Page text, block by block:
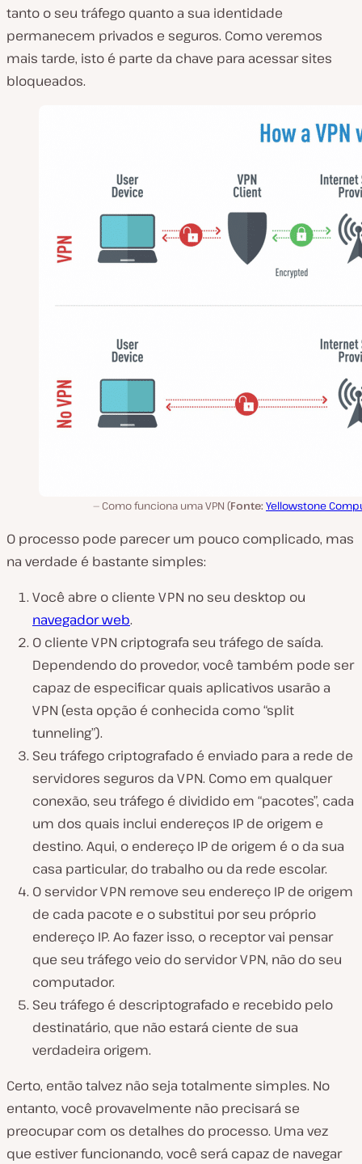
tanto o seu tráfego quanto a sua identidade
permanecem privados e seguros. Como veremos
mais tarde, isto é parte da chave para acessar sites
bloqueados.
Como funciona uma VPN (Fonte: Yellowstone
O processo pode parecer um pouco complicado, mas
na verdade é bastante simples:
Você abre o cliente VPN no seu desktop ou
navegador web.
O cliente VPN criptografa seu tráfego de saída.
Dependendo do provedor, você também pode ser
capaz de especificar quais aplicativos usarão a
VPN (esta opção é conhecida como “split
tunneling”).
Seu tráfego criptografado é enviado para a rede de
servidores seguros da VPN. Como em qualquer
conexão, seu tráfego é dividido em “pacotes”, cada
um dos quais inclui endereços IP de origem e
destino. Aqui, o endereço IP de origem é o da sua
casa particular, do trabalho ou da rede escolar.
O servidor VPN remove seu endereço IP de origem
de cada pacote e o substitui por seu próprio
endereço IP. Ao fazer isso, o receptor vai pensar
que seu tráfego veio do servidor VPN, não do seu
computador.
Seu tráfego é descriptografado e recebido pelo
destinatário, que não estará ciente de sua
verdadeira origem.
Certo, então talvez não seja totalmente simples. No
entanto, você provavelmente não precisará se
preocupar com os detalhes do processo. Uma vez
que estiver funcionando, você será capaz de navegar